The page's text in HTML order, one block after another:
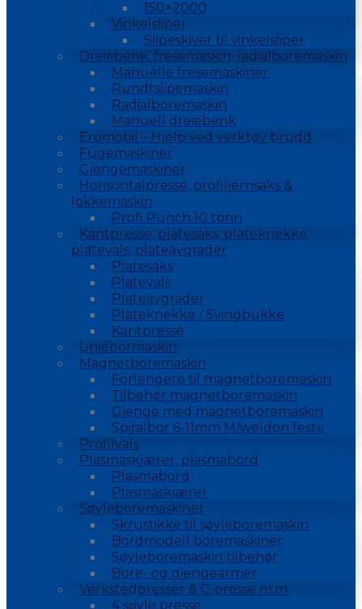
150×2000
Vinkelsliper
Slipeskiver til vinkelsliper
Dreiebenk, fresemaskin, radialboremaskin
Manuelle fresemaskiner
Rundtslipemaskin
Radialboremaskin
Manuell dreiebenk
Eromobil – Hjelp ved verktøy brudd
Fugemaskiner
Gjengemaskiner
Horisontalpresse, profiljernsaks &
lokkemaskin
Profi Punch 10 tonn
Kantpresse, platesaks, plateknekke,
platevals, plateavgrader
Platesaks
Platevals
Plateavgrader
Plateknekke / Svingbukke
Kantpresse
Linjebormaskin
Magnetboremaskin
Forlengere til magnetboremaskin
Tilbehør magnetboremaskin
Gjenge med magnetboremaskin
Spiralbor 6-11mm M/weldon feste
Profilvals
Plasmaskjærer, plasmabord
Plasmabord
Plasmaskjærer
Søyleboremaskiner
Skrustikke til søyleboremaskin
Bordmodell boremaskiner
Søyleboremaskin tilbehør
Bore- og gjengearmer
Verkstedpresser & C-presse m.m
4 søyle presse